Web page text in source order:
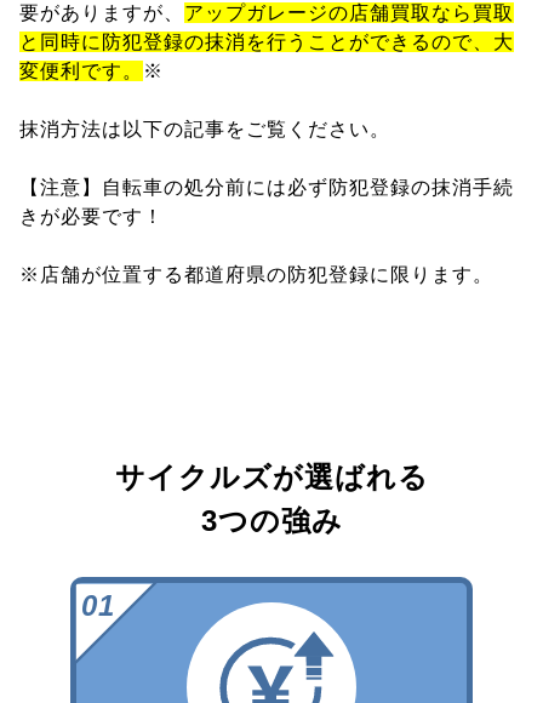
要がありますが、 アップガレージの店舗買取なら買取
と同時に防犯登録の抹消を行うことができるので、大
変便利です。
※
抹消方法は以下の記事をご覧ください。
【注意】自転車の処分前には必ず防犯登録の抹消手続
きが必要です！
※店舗が位置する都道府県の防犯登録に限ります。
サイクルズが選ばれる
3つの強み